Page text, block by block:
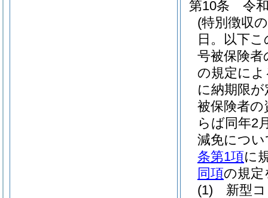
第10条
令
(特別徴収
日。以下
号被保険者
の規定に
に納期限
被保険者
らば同年2
減免につ
条第1項に
同項の規定
(1)
新型